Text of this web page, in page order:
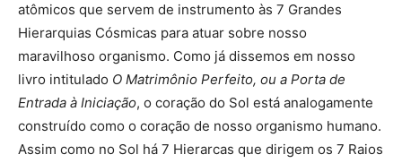
atômicos que servem de instrumento às 7 Grandes
Hierarquias Cósmicas para atuar sobre nosso
maravilhoso organismo. Como já dissemos em nosso
livro intitulado O Matrimônio Perfeito, ou a Porta de
Entrada à Iniciação, o coração do Sol está analogamente
construído como o coração de nosso organismo humano.
Assim como no Sol há 7 Hierarcas que dirigem os 7 Raios